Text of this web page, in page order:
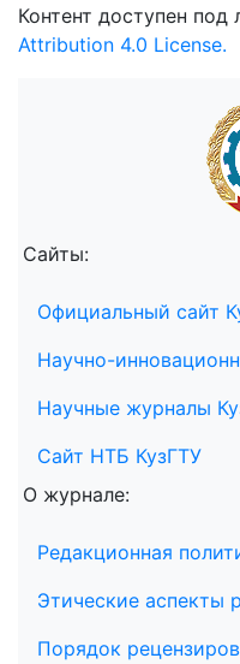
Контент доступен под
Attribution 4.0 License.
Сайты:
Официальный сайт
Научно-
Научные журналы
Сайт НТБ КузГТУ
О журнале:
Редакционная
Этические аспекты
Порядок